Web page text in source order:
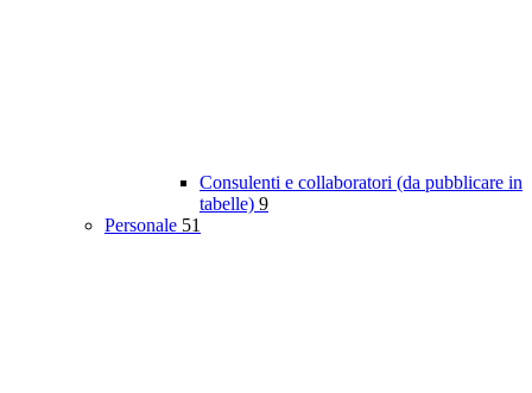
Consulenti e collaboratori (da pubblicare in
tabelle) 9
Personale 51